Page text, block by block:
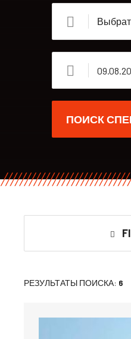
ПОИСК
РЕЗУЛЬТАТЫ ПОИСКА: 6